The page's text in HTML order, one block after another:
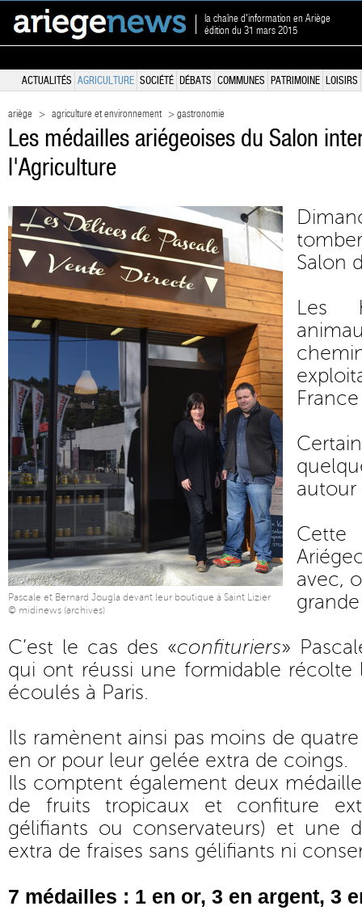
la chaîne d'information en Ariège
édition du 31 mars 2015
ACTUALITÉS AGRICULTURE SOCIÉTÉ DÉBATS COMMUNES PATRIMOINE LOISIRS
ariège > agriculture et environnement > gastronomie
Les médailles ariégeoises du Salon
l'Agriculture
Pascale et Bernard Jougla devant leur boutique à Saint Lizier
© midinews (archives)
Salon
Les
Cette
avec,
C’est le cas des «confituriers»
qui ont réussi une formidable récolte
écoulés à Paris.
Ils ramènent ainsi pas moins de
en or pour leur gelée extra de coings.
Ils comptent également deux
de fruits tropicaux et confiture
gélifiants ou conservateurs) et une
extra de fraises sans gélifiants ni
7 médailles : 1 en or, 3 en argent, 3